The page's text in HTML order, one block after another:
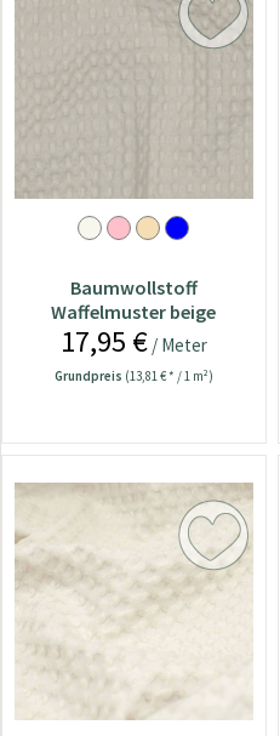
Baumwollstoff
Waffelmuster beige
17,95 €/ Meter
Grundpreis (13,81 € * / 1 m²)